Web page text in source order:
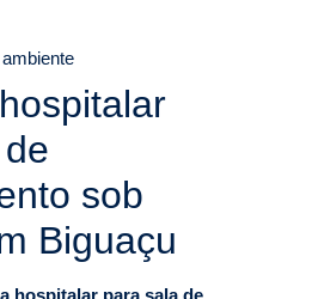
sob
Biguaçu
hospitalar para sala de